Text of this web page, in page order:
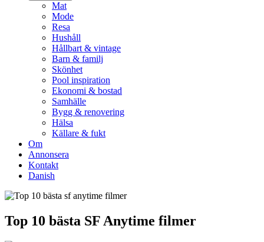
Mat
Mode
Resa
Hushåll
Hållbart & vintage
Barn & familj
Skönhet
Pool inspiration
Ekonomi & bostad
Samhälle
Bygg & renovering
Hälsa
Källare & fukt
Om
Annonsera
Kontakt
Danish
Top 10 bästa SF Anytime filmer